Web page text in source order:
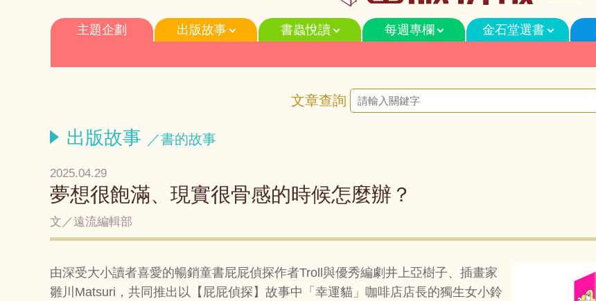
主題企劃 出版故事 書蟲悅讀 每週專欄 金石堂選書
文章查詢
出版故事 ／書的故事
2025.04.29
夢想很飽滿、現實很骨感的時候怎麼辦？
文／遠流編輯部
由深受大小讀者喜愛的暢銷童書屁屁偵探作者Troll與優秀編劇井上亞樹子、插畫家
雛川Matsuri，共同推出以【屁屁偵探】故事中「幸運貓」咖啡店店長的獨生女小鈴